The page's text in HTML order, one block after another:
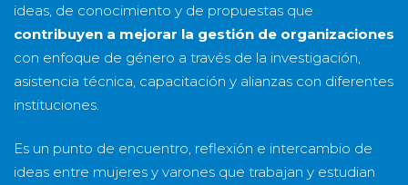
ideas, de conocimiento y de propuestas que
contribuyen a mejorar la gestión de organizaciones
con enfoque de género a través de la investigación,
asistencia técnica, capacitación y alianzas con diferentes
instituciones.
Es un punto de encuentro, reflexión e intercambio de
ideas entre mujeres y varones que trabajan y estudian